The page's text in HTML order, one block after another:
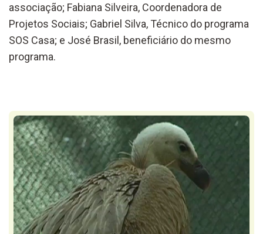
associação; Fabiana Silveira, Coordenadora de
Projetos Sociais; Gabriel Silva, Técnico do programa
SOS Casa; e José Brasil, beneficiário do mesmo
programa.